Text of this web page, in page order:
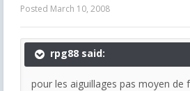
Posted March 10, 2008
rpg88 said:
pour les aiguillages pas moyen de